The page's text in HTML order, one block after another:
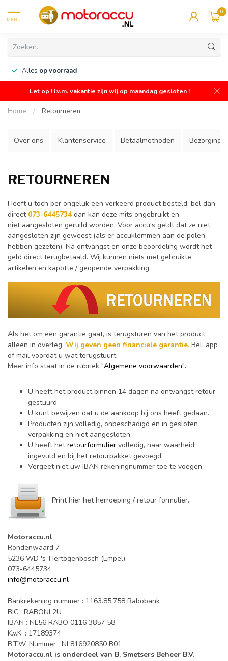
MENU
0
Alles op voorraad
Let op ! i.v.m. vakantie zijn wij op maandag gesloten !
Home / Retourneren
Over ons Klantenservice Betaalmethoden Bezorging
RETOURNEREN
Heeft u toch per ongeluk een verkeerd product besteld, bel dan
direct 073-6445734dan kan deze mits ongebruikt en
niet aangesloten geruild worden. Voor accu's geldt dat ze niet
aangesloten zijn geweest (als er accuklemmen aan de polen
hebben gezeten). Na ontvangst en onze beoordeling wordt het
geld direct terugbetaald. Wij kunnen niets met gebruikte
artikelen en kapotte / geopende verpakking.
Als het om een garantie gaat, is terugsturen van het product
alleen in overleg. Wij geven geen financiële garantie. Bel, app
of mail voordat u wat terugstuurt.
Meer info staat in de rubriek "Algemene voorwaarden".
U heeft het product binnen 14 dagen na ontvangst retour
gestuurd.
U kunt bewijzen dat u de aankoop bij ons heeft gedaan.
Producten zijn volledig, onbeschadigd en in gesloten
verpakking en niet aangesloten.
U heeft hetretourformulier volledig, naar waarheid,
ingevuld en bij het retourpakket gevoegd.
Vergeet niet uw IBAN rekeningnummer toe te voegen.
Print hier het herroeping / retour formulier.
Motoraccu.nl
Rondenwaard 7
5236 WD 's-Hertogenbosch (Empel)
073-6445734
info@motoraccu.nl
Bankrekening nummer : 1163.85.758 Rabobank
BIC : RABONL2U
IBAN : NL56 RABO 0116 3857 58
K.v.K. : 17189374
B.T.W. Nummer : NL816920850 B01
Motoraccu.nl is onderdeel van B. Smetsers Beheer B.V.